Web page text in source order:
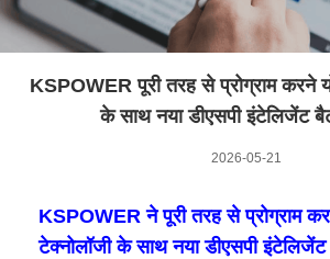
KSPOWER पूरी तरह से प्रोग्राम करने
के साथ नया डीएसपी इंटेलिजेंट
2026-05-21
KSPOWER ने पूरी तरह से प्रोग्राम
टेक्नोलॉजी के साथ नया डीएसपी इंटेलिजेंट